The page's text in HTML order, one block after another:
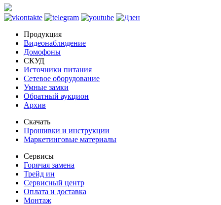
Продукция
Видеонаблюдение
Домофоны
СКУД
Источники питания
Сетевое оборудование
Умные замки
Обратный аукцион
Архив
Скачать
Прошивки и инструкции
Маркетинговые материалы
Сервисы
Горячая замена
Трейд ин
Сервисный центр
Оплата и доставка
Монтаж